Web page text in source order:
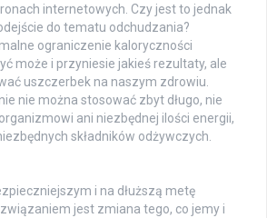
internetowych. Czy jest to jednak
do tematu odchudzania?
ograniczenie kaloryczności
może i przyniesie jakieś rezultaty, ale
uszczerbek na naszym zdrowiu.
nie można stosować zbyt długo, nie
ani niezbędnej ilości energii,
składników odżywczych.
i na dłuższą metę
jest zmiana tego, co jemy i